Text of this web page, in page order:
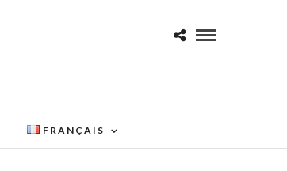
FRANÇAIS